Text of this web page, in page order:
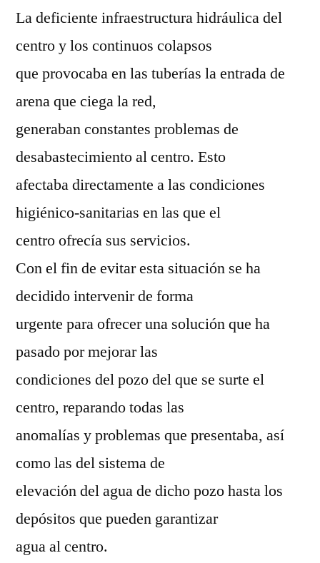
La deficiente infraestructura hidráulica del
centro y los continuos colapsos
que provocaba en las tuberías la entrada de
arena que ciega la red,
generaban constantes problemas de
desabastecimiento al centro. Esto
afectaba directamente a las condiciones
higiénico-sanitarias en las que el
centro ofrecía sus servicios.
Con el fin de evitar esta situación se ha
decidido intervenir de forma
urgente para ofrecer una solución que ha
pasado por mejorar las
condiciones del pozo del que se surte el
centro, reparando todas las
anomalías y problemas que presentaba, así
como las del sistema de
elevación del agua de dicho pozo hasta los
depósitos que pueden garantizar
agua al centro.